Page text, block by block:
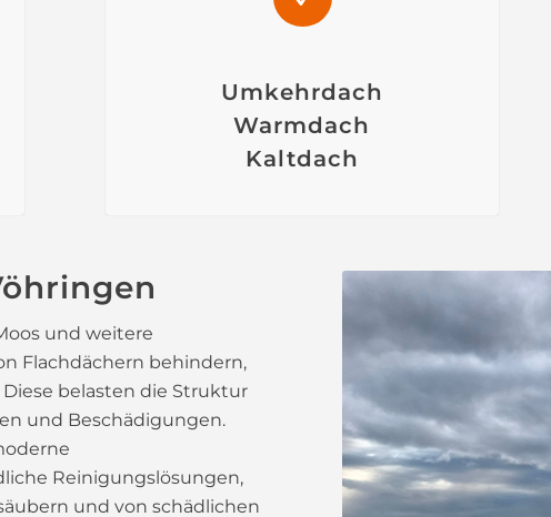
Umkehrdach
Warmdach
Kaltdach
und weitere
Flachdächern behindern,
belasten die Struktur
und Beschädigungen.
Reinigungslösungen,
und von schädlichen